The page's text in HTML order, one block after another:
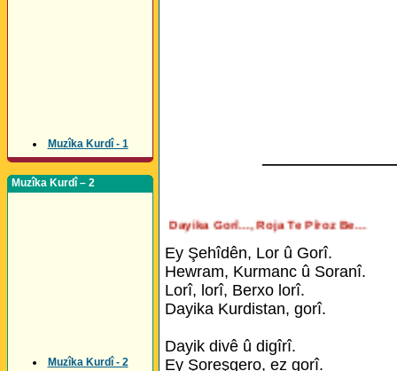
Muzîka Kurdî - 1
Muzîka Kurdî – 2
Muzîka Kurdî - 2
Dayika Gorî..., Roja Te Pîroz Be...
Ey Şehîdên, Lor û Gorî.
Hewram, Kurmanc û Soranî.
Lorî, lorî, Berxo lorî.
Dayika Kurdistan, gorî.
Dayik divê û digîrî.
Ey Şoreşgero, ez gorî.